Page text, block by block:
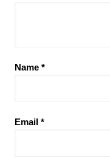
Name *
Email *